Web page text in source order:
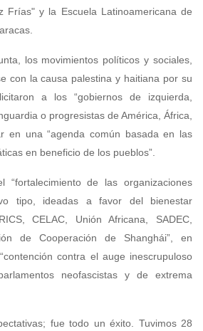
Frías" y la Escuela Latinoamericana de
los movimientos políticos y sociales,
con la causa palestina y haitiana por su
a los “gobiernos de izquierda,
o progresistas de América, África,
en una “agenda común basada en las
en beneficio de los pueblos”.
“fortalecimiento de las organizaciones
tipo, ideadas a favor del bienestar
CELAC, Unión Africana, SADEC,
de Cooperación de Shanghái”, en
contra el auge inescrupuloso
neofascistas y de extrema
fue todo un éxito. Tuvimos 28